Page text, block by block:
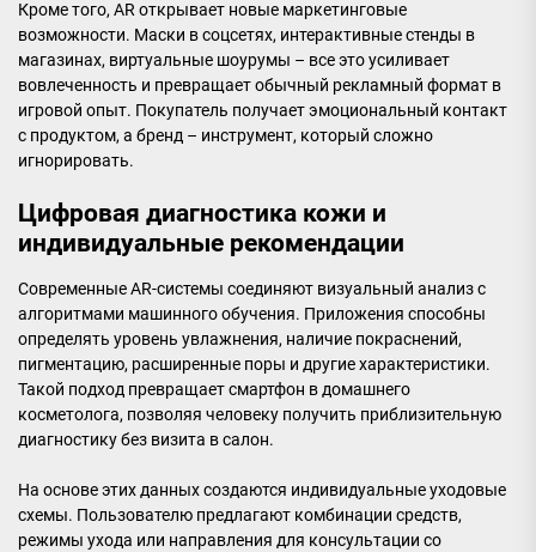
Кроме того, AR открывает новые маркетинговые
возможности. Маски в соцсетях, интерактивные стенды в
магазинах, виртуальные шоурумы – все это усиливает
вовлеченность и превращает обычный рекламный формат в
игровой опыт. Покупатель получает эмоциональный контакт
с продуктом, а бренд – инструмент, который сложно
игнорировать.
Цифровая диагностика кожи и
индивидуальные рекомендации
Современные AR-системы соединяют визуальный анализ с
алгоритмами машинного обучения. Приложения способны
определять уровень увлажнения, наличие покраснений,
пигментацию, расширенные поры и другие характеристики.
Такой подход превращает смартфон в домашнего
косметолога, позволяя человеку получить приблизительную
диагностику без визита в салон.
На основе этих данных создаются индивидуальные уходовые
схемы. Пользователю предлагают комбинации средств,
режимы ухода или направления для консультации со